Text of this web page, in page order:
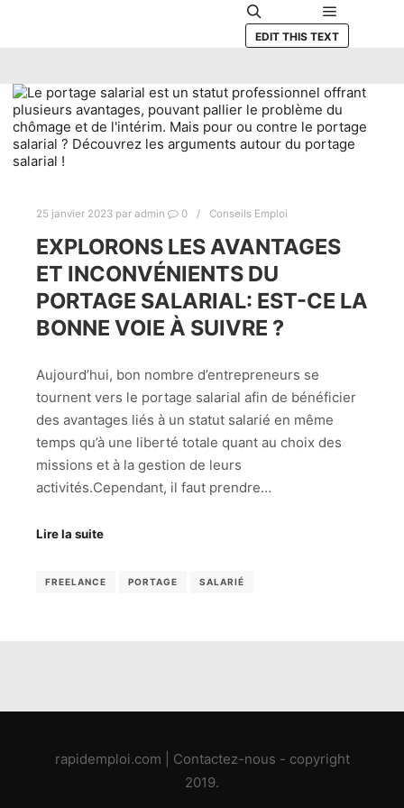
Rechercher Menu
EDIT THIS TEXT
25 janvier 2023 par admin 0 Conseils Emploi
EXPLORONS LES AVANTAGES
ET INCONVÉNIENTS DU
PORTAGE SALARIAL: EST-CE LA
BONNE VOIE À SUIVRE ?
Aujourd’hui, bon nombre d’entrepreneurs se
tournent vers le portage salarial afin de bénéficier
des avantages liés à un statut salarié en même
temps qu’à une liberté totale quant au choix des
missions et à la gestion de leurs
activités.Cependant, il faut prendre…
Lire la suite
FREELANCE PORTAGE SALARIÉ
rapidemploi.com Contactez-nous - copyright
2019.